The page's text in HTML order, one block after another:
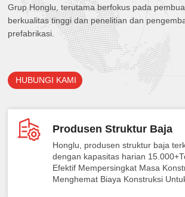
Grup Honglu, terutama berfokus pada
berkualitas tinggi dan penelitian dan
prefabrikasi.
HUBUNGI KAMI
Produsen Struktur Baja
Honglu, produsen struktur baja
dengan kapasitas harian
Efektif Mempersingkat Masa
Menghemat Biaya Konstruksi